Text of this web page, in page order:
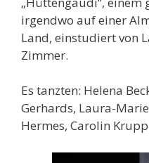
irgendwo auf einer
Land, einstudiert von
Zimmer.
Es tanzten: Helena
Gerhards, Laura-
Hermes, Carolin